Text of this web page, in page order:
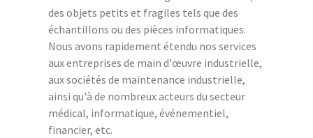
des objets petits et fragiles tels que des
échantillons ou des pièces informatiques.
Nous avons rapidement étendu nos services
aux entreprises de main d'œuvre industrielle,
aux sociétés de maintenance industrielle,
ainsi qu'à de nombreux acteurs du secteur
médical, informatique, événementiel,
financier, etc.